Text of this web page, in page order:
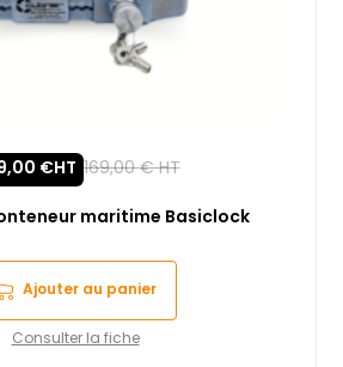
maritime Basiclock
€HT 169,00€HT
Ajouter au panier
Consulter la fiche